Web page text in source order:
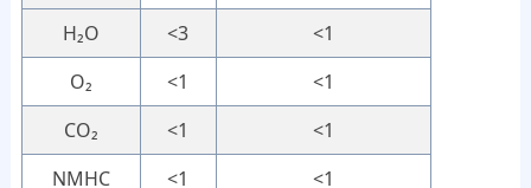
H₂O
<3
<1
O₂
<1
<1
CO₂
<1
<1
NMHC
<1
<1